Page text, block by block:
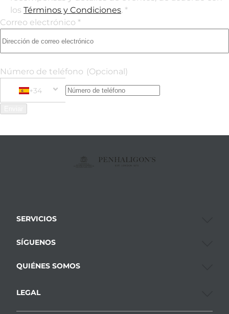
los Términos y Condiciones. *
Correo electrónico *
Número de teléfono (Opcional)
+34
+34 Spain (España)
Phone Number
SERVICIOS
SÍGUENOS
QUIÉNES SOMOS
LEGAL